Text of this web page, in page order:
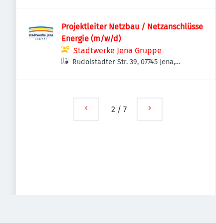
Projektleiter Netzbau / Netzanschlüsse
Energie (m/w/d)
Stadtwerke Jena Gruppe
Rudolstädter Str. 39, 07745 Jena,
2 / 7